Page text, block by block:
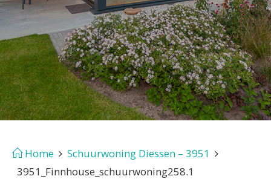
Home
Schuurwoning Diessen – 3951
3951_Finnhouse_schuurwoning258.1